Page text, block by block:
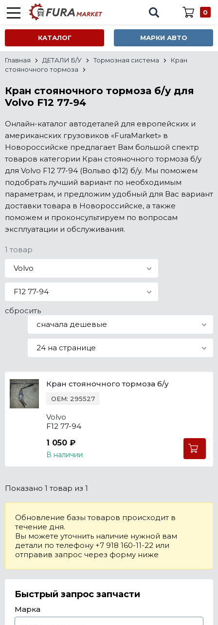
0
КАТАЛОГ МАРКИ АВТО
Все марки
Главная ДЕТАЛИ Б/У Тормозная система
Кран
стояночного тормоза
Кран стояночного тормоза б/у для
Volvo F12 77-94
Онлайн-каталог автодеталей для европейских и
американских грузовиков «FuraMarket» в
Новороссийске предлагает Вам большой спектр
товаров категории Кран стояночного тормоза б/у
для Volvo F12 77-94 (Вольво ф12) б/у. Мы поможем
подобрать лучший вариант по необходимым
параметрам, и предложим удобный для Вас вариант
доставки товара в Новороссийске, а также
поможем и проконсультируем по вопросам
эксплуатации и обслуживания.
1 товар
Volvo
F12 77-94
сбросить
сначала дешевые
24 на странице
Кран стояночного тормоза б/у
OEM: 295527
Volvo
F12 77-94
1 050 ₽
В наличии
Показано 1 товар из 1
Обновление базы товаров происходит в
течение дня.
Вы можете уточнить наличие нужной вам
детали по телефону +7 918 160-11-22 или
отправив запрос через форму ниже
Быстрый запрос запчасти
Марка